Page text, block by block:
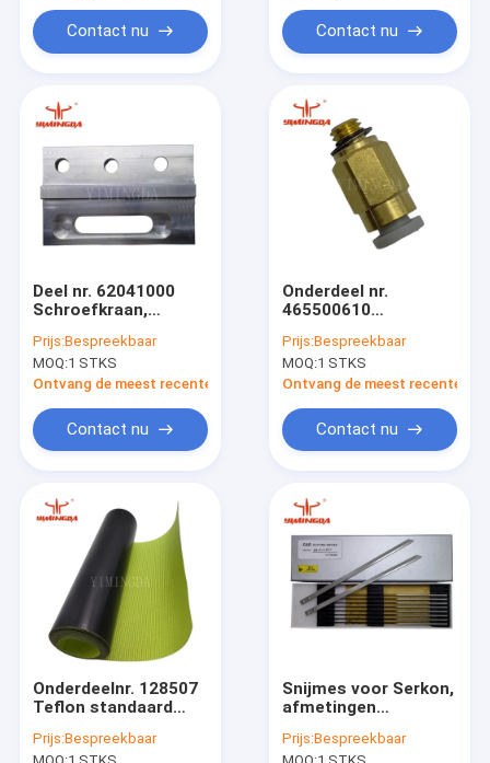
Contact nu Contact nu
Deel nr. 62041000
Schroefkraan,
Lancaster, S-93-5 &
5200 & 5250
snijmachine
Prijs:Bespreekbaar
MOQ:1 STKS
Ontvang de meest recente Prijs
Contact nu
Onderdeel nr.
465500610
mm buizen, auto-
snijmachines
Prijs:Bespreekbaar
MOQ:1 STKS
Ontvang de meest recente
Contact nu
Onderdeelnr. 128507
Teflon standaard
Vector, M88, MH8,
Prijs:Bespreekbaar
Snijmes voor Serkon,
afmetingen
849B288226S,
Prijs:Bespreekbaar